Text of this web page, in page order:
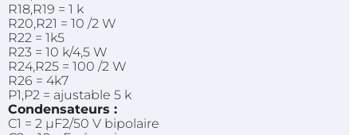
R18,R19 = 1 k
R20,R21 = 10 /2 W
R22 = 1k5
R23 = 10 k/4,5 W
R24,R25 = 100 /2 W
R26 = 4k7
P1,P2 = ajustable 5 k
Condensateurs :
C1 = 2 µF2/50 V bipolaire